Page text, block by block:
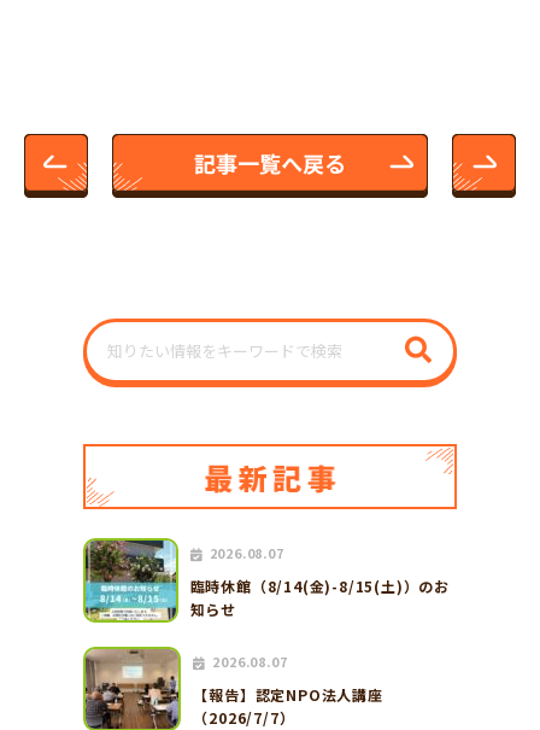
2026.08.07
臨時休館（8/14(金)-8/15(土)）のお
知らせ
2026.08.07
【報告】認定NPO法人講座
（2026/7/7）